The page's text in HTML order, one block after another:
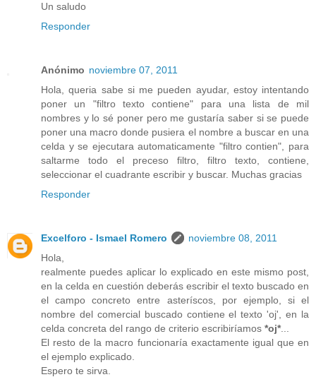
Un saludo
Responder
Anónimo noviembre 07, 2011
Hola, queria sabe si me pueden ayudar, estoy intentando
poner un "filtro texto contiene" para una lista de mil
nombres y lo sé poner pero me gustaría saber si se puede
poner una macro donde pusiera el nombre a buscar en una
celda y se ejecutara automaticamente "filtro contien", para
saltarme todo el preceso filtro, filtro texto, contiene,
seleccionar el cuadrante escribir y buscar. Muchas gracias
Responder
Excelforo - Ismael Romero
noviembre 08, 2011
Hola,
realmente puedes aplicar lo explicado en este mismo post,
en la celda en cuestión deberás escribir el texto buscado en
el campo concreto entre asteríscos, por ejemplo, si el
nombre del comercial buscado contiene el texto 'oj', en la
celda concreta del rango de criterio escribiríamos *oj*...
El resto de la macro funcionaría exactamente igual que en
el ejemplo explicado.
Espero te sirva.